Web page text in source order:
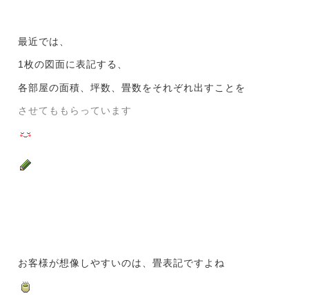
最近では、
1枚の図面に表記する、
各部屋の面積、坪数、畳数をそれぞれ出すことを
させてももらっています
お客様が想像しやすいのは、畳表記ですよね